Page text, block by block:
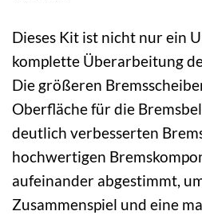
Dieses Kit ist nicht nur ein
komplette Überarbeitung
Die größeren
Oberfläche für die
deutlich verbesserten
hochwertigen
aufeinander abgestimmt,
Zusammenspiel und eine